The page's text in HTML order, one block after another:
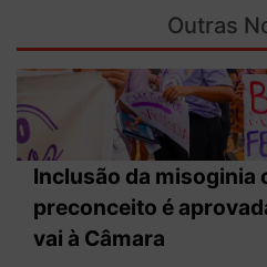
Outras
Inclusão da misoginia
preconceito é
vai à Câmara